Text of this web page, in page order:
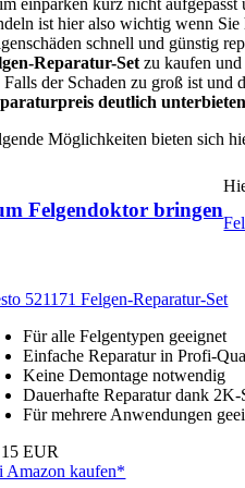
einparken kurz nicht aufgepasst
ist hier also wichtig wenn
schnell und günstig
Reparatur-Set zu kaufen
Falls der Schaden zu groß ist
deutlich unterbieten
Möglichkeiten bieten sich
Felgendoktor bringen
521171 Felgen-Reparatur-Set
Für alle Felgentypen geeignet
Einfache Reparatur in Profi-
Keine Demontage notwendig
Dauerhafte Reparatur dank 2K-
Für mehrere Anwendungen
EUR
Amazon kaufen*